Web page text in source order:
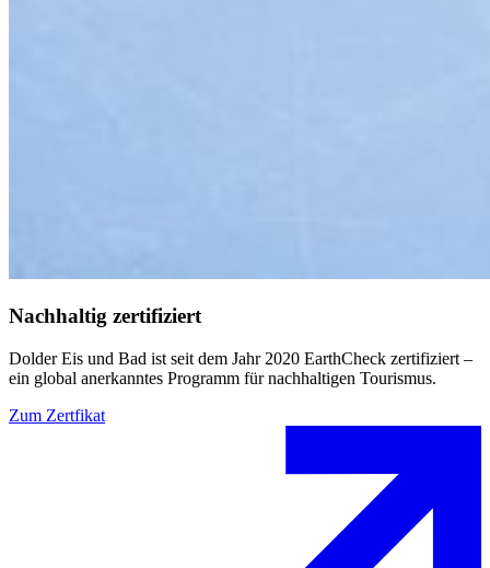
Nachhaltig zertifiziert
Dolder Eis und Bad ist seit dem Jahr 2020 EarthCheck zertifiziert –
ein global anerkanntes Programm für nachhaltigen Tourismus.
Zum Zertfikat